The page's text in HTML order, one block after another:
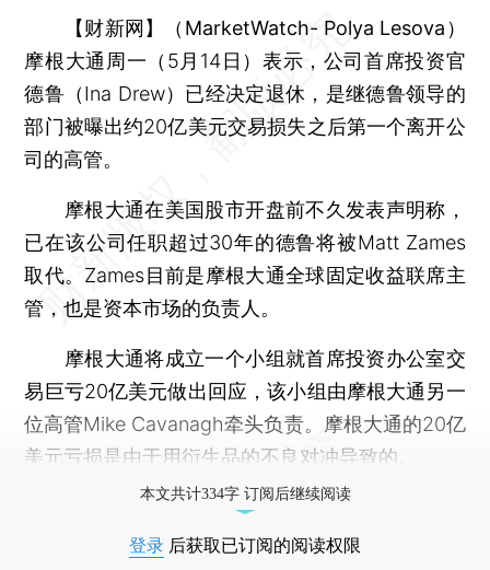
【财新网】（MarketWatch- Polya Lesova）
摩根大通周一（5月14日）表示，公司首席投资官
德鲁（Ina Drew）已经决定退休，是继德鲁领导的
部门被曝出约20亿美元交易损失之后第一个离开公
司的高管。
摩根大通在美国股市开盘前不久发表声明称，
已在该公司任职超过30年的德鲁将被Matt Zames
取代。Zames目前是摩根大通全球固定收益联席主
管，也是资本市场的负责人。
摩根大通将成立一个小组就首席投资办公室交
易巨亏20亿美元做出回应，该小组由摩根大通另一
位高管Mike Cavanagh牵头负责。摩根大通的20亿
美元亏损是由于用衍生品的不良对冲导致的。
本文共计334字 订阅后继续阅读
登录 后获取已订阅的阅读权限